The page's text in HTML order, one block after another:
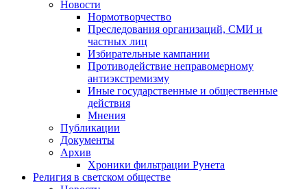
Новости
Нормотворчество
Преследования организаций, СМИ и
частных лиц
Избирательные кампании
Противодействие неправомерному
антиэкстремизму
Иные государственные и общественные
действия
Мнения
Публикации
Документы
Архив
Хроники фильтрации Рунета
Религия в светском обществе